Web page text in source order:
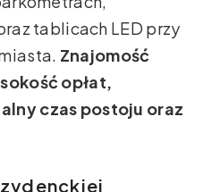
tablicach LED przy
Znajomość
opłat,
czas postoju oraz